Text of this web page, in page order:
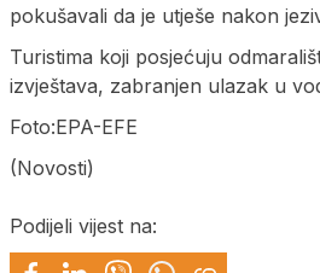
pokušavali da je utješe nakon
Turistima koji posjećuju
izvještava, zabranjen ulazak u
Foto:EPA-EFE
(Novosti)
Podijeli vijest na: